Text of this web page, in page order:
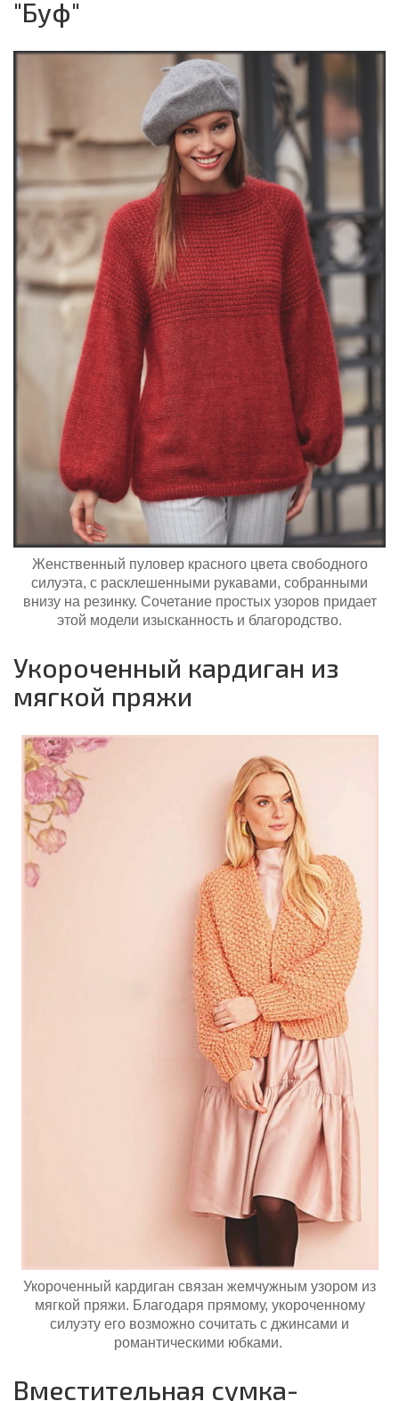
"Буф"
Женственный пуловер красного цвета свободного
силуэта, с расклешенными рукавами, собранными
внизу на резинку. Сочетание простых узоров придает
этой модели изысканность и благородство.
Укороченный кардиган из
мягкой пряжи
Укороченный кардиган связан жемчужным узором из
мягкой пряжи. Благодаря прямому, укороченному
силуэту его возможно сочитать с джинсами и
романтическими юбками.
Вместительная сумка-